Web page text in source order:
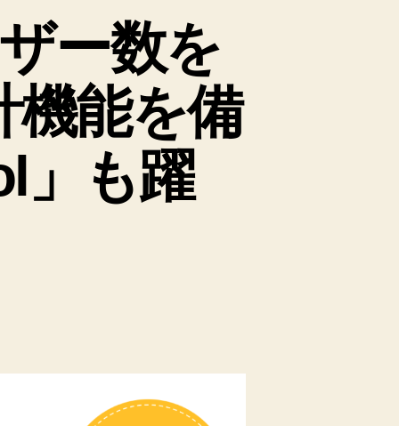
ー数を
機能を備
」も躍